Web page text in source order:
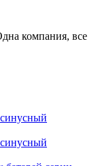
компания, все